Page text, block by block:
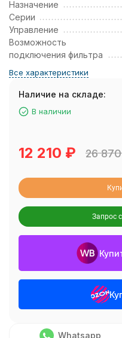
Назначение
Серии
Управление
Возможность
подключения фильтра
Все характеристики
Наличие на складе:
В наличии
12 210 ₽ 26
Запрос
Whatsapp